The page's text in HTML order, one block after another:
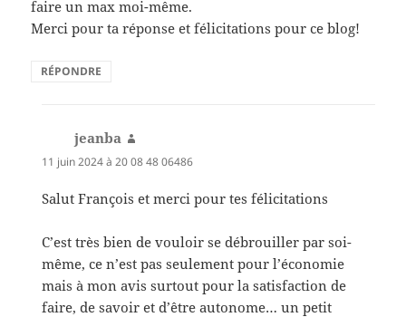
faire un max moi-même.
Merci pour ta réponse et félicitations pour ce blog!
RÉPONDRE
jeanba
11 juin 2024 à 20 08 48 06486
Salut François et merci pour tes félicitations
C’est très bien de vouloir se débrouiller par soi-
même, ce n’est pas seulement pour l’économie
mais à mon avis surtout pour la satisfaction de
faire, de savoir et d’être autonome… un petit